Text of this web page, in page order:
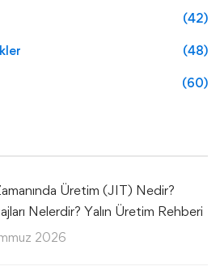
(42)
(48)
(60)
Üretim (JIT) Nedir?
Nelerdir? Yalın Üretim Rehberi
2026